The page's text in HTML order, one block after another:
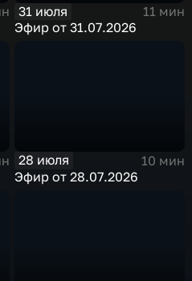
31 июля
11 мин
Эфир от 31.07.2026
28 июля
10 мин
Эфир от 28.07.2026